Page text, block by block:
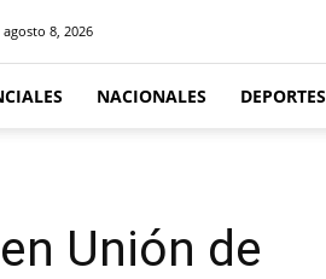
8, 2026
NACIONALES DEPORTES
Unión de